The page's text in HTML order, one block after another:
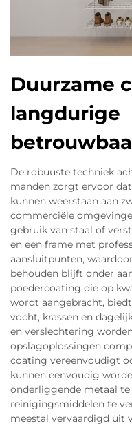
Duurzame
langdurige
De robuuste techniek
manden zorgt ervoor
kunnen weerstaan aan
commerciële
gebruik van staal of
en een frame met
aansluitpunten,
behouden blijft onder
poedercoating die op
wordt aangebracht,
vocht, krassen en
en verslechtering
opslagoplossingen
coating vereenvoudigt
kunnen eenvoudig
onderliggende metaal
reinigingsmiddelen te
meestal vervaardigd uit